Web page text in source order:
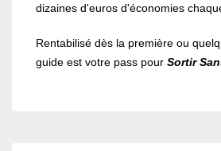
dizaines d'euros d'économies
Rentabilisé dès la première ou
guide est votre pass pour Sortir